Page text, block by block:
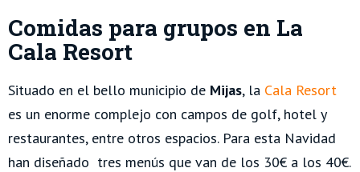
Comidas para grupos en La
Cala Resort
Situado en el bello municipio de Mijas, la Cala Resort
es un enorme complejo con campos de golf, hotel y
restaurantes, entre otros espacios. Para esta Navidad
han diseñado tres menús que van de los 30€ a los 40€.